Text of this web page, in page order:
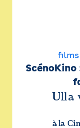
Ulla
à la